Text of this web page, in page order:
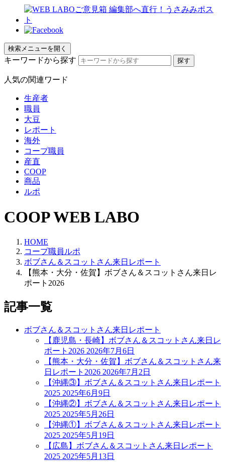
検索メニューを開く
キーワードから探す
人気の関連ワード
生産者
職員
大豆
レポート
海外
コープ職員
産直
COOP
商品
ルポ
COOP WEB LABO
HOME
コープ職員ルポ
ボブさん＆スコットさん来日レポート
【熊本・大分・佐賀】ボブさん＆スコットさん来日レ
ポート2026
記事一覧
ボブさん＆スコットさん来日レポート
【鹿児島・長崎】ボブさん＆スコットさん来日レ
ポート2026 2026年7月6日
【熊本・大分・佐賀】ボブさん＆スコットさん来
日レポート2026 2026年7月2日
【沖縄③】ボブさん＆スコットさん来日レポート
2025 2025年6月9日
【沖縄②】ボブさん＆スコットさん来日レポート
2025 2025年5月26日
【沖縄①】ボブさん＆スコットさん来日レポート
2025 2025年5月19日
【広島】ボブさん＆スコットさん来日レポート
2025 2025年5月13日